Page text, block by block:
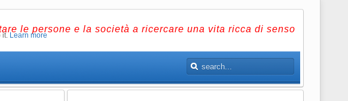
it. Learn more
le persone e la società a ricercare una vita ricca di senso